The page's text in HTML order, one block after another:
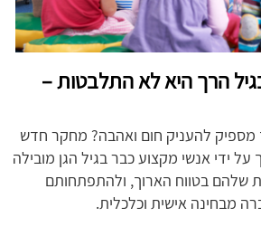
הרך היא לא התלבטות –
מספיק להעניק חום ואהבה? מחקר חדש
ידי אנשי מקצוע כבר בגיל הגן מובילה
שלהם בטווח הארוך, ולהתפתחותם
מבחינה אישית וכלכלית.